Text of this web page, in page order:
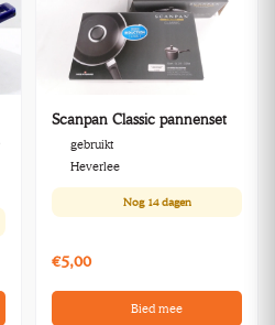
Scanpan Classic pannenset
gebruikt
Heverlee
Nog 14 dagen
€5,00
Bied mee